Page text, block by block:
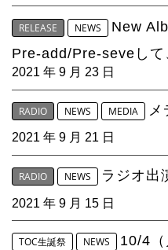
RELEASE NEWS
New
Pre-add/Pre-seveして
2021 年 9 月 23 日
RADIO NEWS MEDIA
2021 年 9 月 21 日
RADIO NEWS ラジオ出
2021 年 9 月 15 日
TOC生誕祭 NEWS
10/4